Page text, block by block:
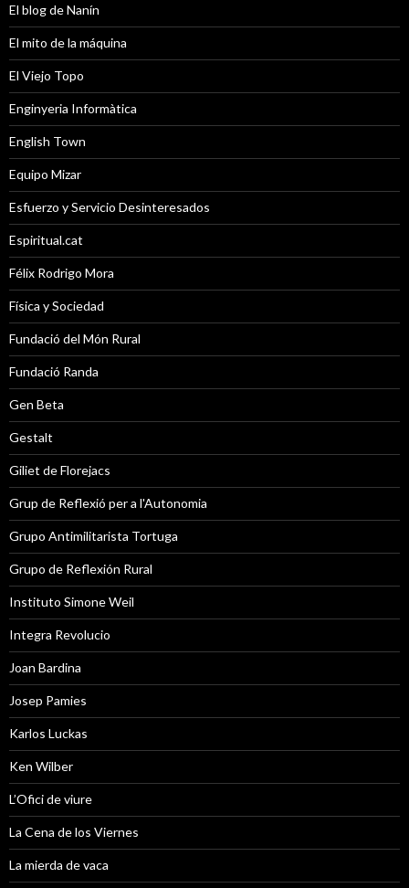
El blog de Nanín
El mito de la máquina
El Viejo Topo
Enginyeria Informàtica
English Town
Equipo Mizar
Esfuerzo y Servicio Desinteresados
Espiritual.cat
Félix Rodrigo Mora
Física y Sociedad
Fundació del Món Rural
Fundació Randa
Gen Beta
Gestalt
Giliet de Florejacs
Grup de Reflexió per a l'Autonomia
Grupo Antimilitarista Tortuga
Grupo de Reflexión Rural
Instituto Simone Weil
Integra Revolucio
Joan Bardina
Josep Pamies
Karlos Luckas
Ken Wilber
L’Ofici de viure
La Cena de los Viernes
La mierda de vaca